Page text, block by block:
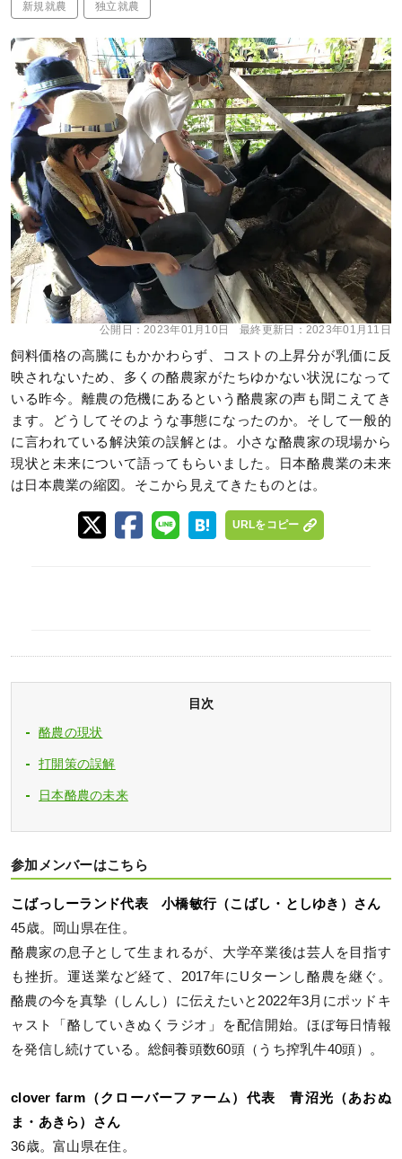
新規就農 独立就農
公開日：2023年01月10日 最終更新日： 2023年01月11日
飼料価格の高騰にもかかわらず、コストの上昇分が乳価に反
映されないため、多くの酪農家がたちゆかない状況になって
いる昨今。離農の危機にあるという酪農家の声も聞こえてき
ます。どうしてそのような事態になったのか。そして一般的
に言われている解決策の誤解とは。小さな酪農家の現場から
現状と未来について語ってもらいました。日本酪農業の未来
は日本農業の縮図。そこから見えてきたものとは。
URLをコピー
目次
酪農の現状
打開策の誤解
日本酪農の未来
参加メンバーはこちら
こばっしーランド代表 小橋敏行（こばし・としゆき）さん
45歳。岡山県在住。
酪農家の息子として生まれるが、大学卒業後は芸人を目指す
も挫折。運送業など経て、2017年にUターンし酪農を継ぐ。
酪農の今を真摯（しんし）に伝えたいと2022年3月にポッドキ
ャスト「酪していきぬくラジオ」を配信開始。ほぼ毎日情報
を発信し続けている。総飼養頭数60頭（うち搾乳牛40頭）。
clover farm（クローバーファーム）代表 青沼光（あおぬ
ま・あきら）さん
36歳。富山県在住。